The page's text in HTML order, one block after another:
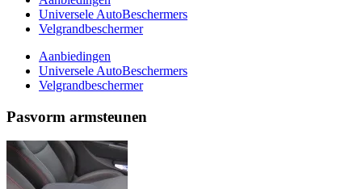
Universele AutoBeschermers
Velgrandbeschermer
Aanbiedingen
Universele AutoBeschermers
Velgrandbeschermer
Pasvorm armsteunen